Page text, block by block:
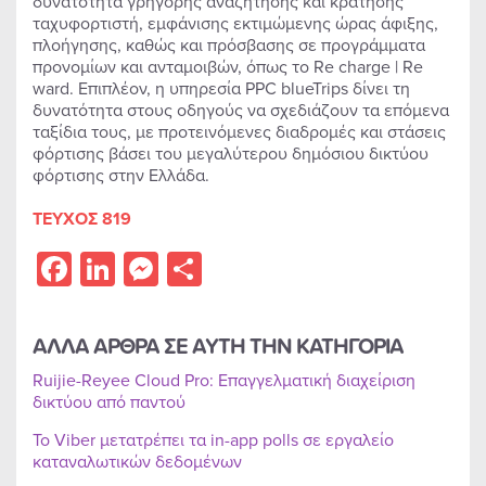
ταχυφορτιστή, εμφάνισης εκτιμώμενης ώρας άφιξης,
πλοήγησης, καθώς και πρόσβασης σε προγράμματα
προνομίων και ανταμοιβών, όπως το Re charge | Re
ward. Επιπλέον, η υπηρεσία PPC blueTrips δίνει τη
δυνατότητα στους οδηγούς να σχεδιάζουν τα επόμενα
ταξίδια τους, με προτεινόμενες διαδρομές και στάσεις
φόρτισης βάσει του μεγαλύτερου δημόσιου δικτύου
φόρτισης στην Ελλάδα.
ΤΕΥΧΟΣ 819
Facebook
LinkedIn
Messenger
ΑΛΛΑ ΑΡΘΡΑ ΣΕ ΑΥΤΗ ΤΗΝ ΚΑΤΗΓΟΡΙΑ
Ruijie-Reyee Cloud Pro: Επαγγελματική διαχείριση
δικτύου από παντού
Το Viber μετατρέπει τα in-app polls σε εργαλείο
καταναλωτικών δεδομένων